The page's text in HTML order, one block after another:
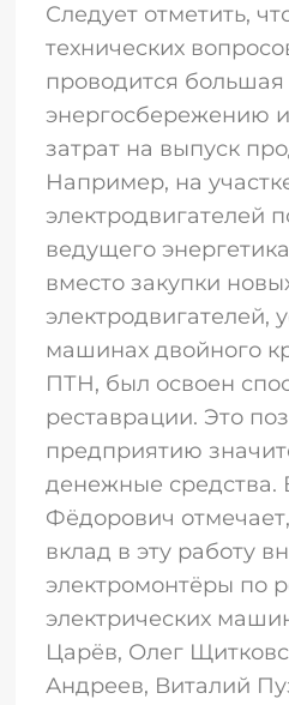
Следует отметить,
технических
проводится
энергосбережению
затрат на выпуск
Например, на
электродвигателей
ведущего
вместо закупки
электродвигателей,
машинах двойного
ПТН, был освоен
реставрации. Это
предприятию
денежные средства.
Фёдорович
вклад в эту работу
электромонтёры по
электрических
Царёв, Олег
Андреев, Виталий